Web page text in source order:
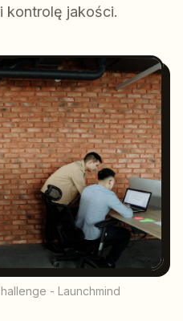
kontrolę jakości.
- Launchmind